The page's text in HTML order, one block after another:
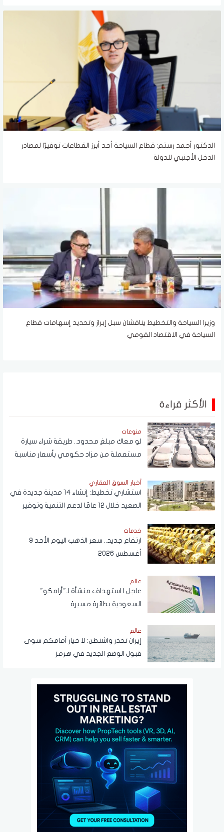
الدكتور أحمد رستم: قطاع السياحة أحد أبرز القطاعات توفيرًا لمصادر
الدخل الأجنبي للدولة
وزيرا السياحة والتخطيط يناقشان سبل إبراز وتحديد إسهامات قطاع
السياحة في الاقتصاد القومي
الأكثر قراءة
منوعات
لو معاك مبلغ محدود.. طريقة شراء سيارة
مستعملة من مزاد حكومي بأسعار مناسبة
أخبار السوق العقاري
استشاري تخطيط: إنشاء 14 مدينة جديدة في
الصعيد خلال 12 عامًا لدعم التنمية وتوفير
خدمات
ارتفاع جديد.. سعر الذهب اليوم الأحد 9
أغسطس 2026
عالم
عاجل | استهداف منشأة لـ"أرامكو"
السعودية بطائرة مسيرة
عالم
إيران تحذر واشنطن: لا خيار أمامكم سوى
قبول الوضع الجديد في هرمز